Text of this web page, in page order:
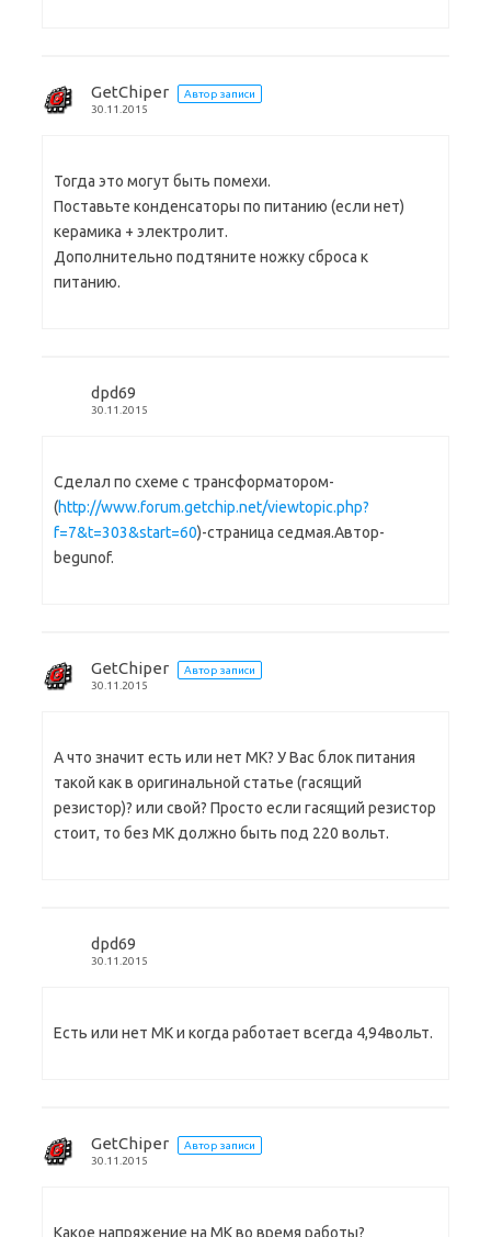
GetChiper
Автор записи
30.11.2015
Тогда это могут быть помехи.
Поставьте конденсаторы по питанию (если нет)
керамика + электролит.
Дополнительно подтяните ножку сброса к
питанию.
dpd69
30.11.2015
Сделал по схеме с трансформатором-
(http://www.forum.getchip.net/viewtopic.php?
f=7&t=303&start=60)-страница седмая.Автор-
begunof.
GetChiper
Автор записи
30.11.2015
А что значит есть или нет МК? У Вас блок питания
такой как в оригинальной статье (гасящий
резистор)? или свой? Просто если гасящий резистор
стоит, то без МК должно быть под 220 вольт.
dpd69
30.11.2015
Есть или нет МК и когда работает всегда 4,94вольт.
GetChiper
Автор записи
30.11.2015
Какое напряжение на МК во время работы?